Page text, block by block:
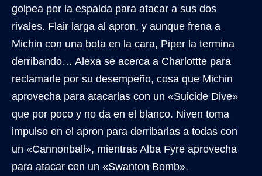
golpea por la espalda para atacar a sus dos
rivales. Flair larga al apron, y aunque frena a
Michin con una bota en la cara, Piper la termina
derribando… Alexa se acerca a Charlottte para
reclamarle por su desempeño, cosa que Michin
aprovecha para atacarlas con un «Suicide Dive»
que por poco y no da en el blanco. Niven toma
impulso en el apron para derribarlas a todas con
un «Cannonball», mientras Alba Fyre aprovecha
para atacar con un «Swanton Bomb».